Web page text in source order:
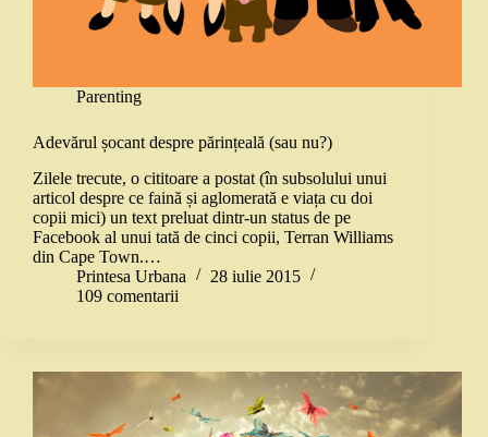
Parenting
Adevărul șocant despre părințeală (sau nu?)
Zilele trecute, o cititoare a postat (în subsolului unui
articol despre ce faină și aglomerată e viața cu doi
copii mici) un text preluat dintr-un status de pe
Facebook al unui tată de cinci copii, Terran Williams
din Cape Town.…
Printesa Urbana
28 iulie 2015
109 comentarii